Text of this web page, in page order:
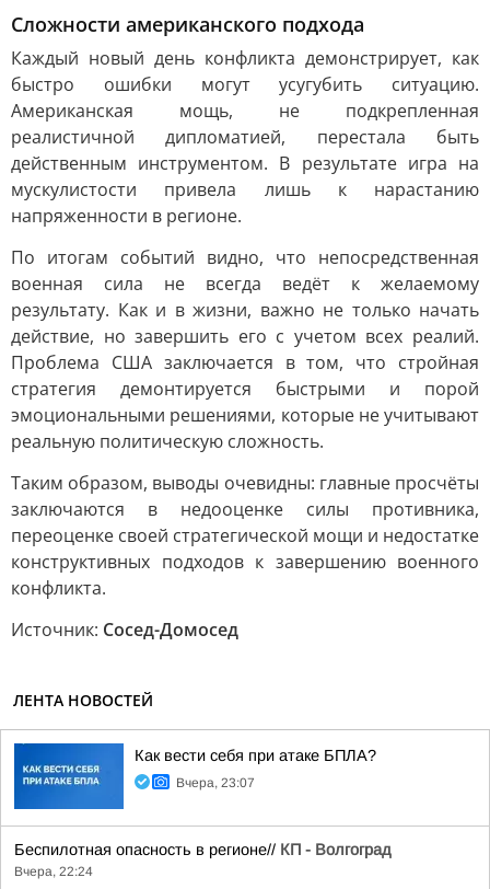
Сложности американского подхода
Каждый новый день конфликта демонстрирует, как
быстро ошибки могут усугубить ситуацию.
Американская мощь, не подкрепленная
реалистичной дипломатией, перестала быть
действенным инструментом. В результате игра на
мускулистости привела лишь к нарастанию
напряженности в регионе.
По итогам событий видно, что непосредственная
военная сила не всегда ведёт к желаемому
результату. Как и в жизни, важно не только начать
действие, но завершить его с учетом всех реалий.
Проблема США заключается в том, что стройная
стратегия демонтируется быстрыми и порой
эмоциональными решениями, которые не учитывают
реальную политическую сложность.
Таким образом, выводы очевидны: главные просчёты
заключаются в недооценке силы противника,
переоценке своей стратегической мощи и недостатке
конструктивных подходов к завершению военного
конфликта.
Источник: Сосед-Домосед
ЛЕНТА НОВОСТЕЙ
Как вести себя при атаке БПЛА?
Вчера, 23:07
Беспилотная опасность в регионе// КП - Волгоград
Вчера, 22:24